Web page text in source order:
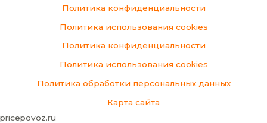
Политика конфиденциальности
Политика использования cookies
Политика конфиденциальности
Политика использования cookies
Политика обработки персональных данных
Карта сайта
pricepovoz.ru